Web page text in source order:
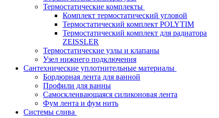
Термостатические комплекты
Комплект термостатический угловой
Термостатический комплект POLYTIM
Термостатический комплект для радиатора
ZEISSLER
Термостатические узлы и клапаны
Узел нижнего подключения
Сантехнические уплотнительные материалы
Бордюрная лента для ванной
Профили для ванны
Самосклеивающаяся силиконовая лента
Фум лента и фум нить
Системы слива